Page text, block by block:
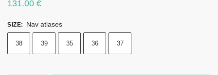
131.00 €
SIZE: Nav atlases
38 39 35 36 37